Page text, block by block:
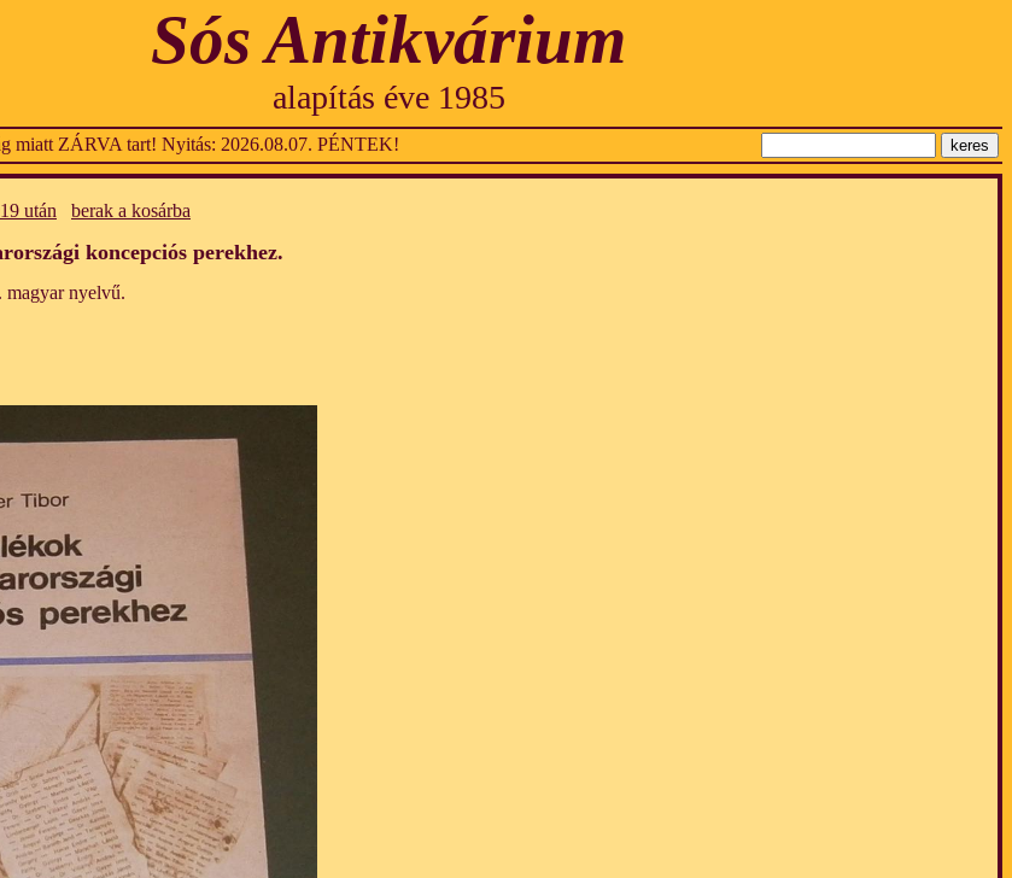
Sós Antikvárium
alapítás éve 1985
miatt ZÁRVA tart! Nyitás: 2026.08.07. PÉNTEK!
után berak a kosárba
koncepciós perekhez.
magyar nyelvű.